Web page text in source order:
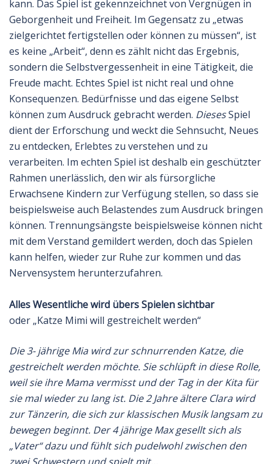
kann. Das Spiel ist gekennzeichnet von Vergnügen in
Geborgenheit und Freiheit. Im Gegensatz zu „etwas
zielgerichtet fertigstellen oder können zu müssen“, ist
es keine „Arbeit“, denn es zählt nicht das Ergebnis,
sondern die Selbstvergessenheit in eine Tätigkeit, die
Freude macht. Echtes Spiel ist nicht real und ohne
Konsequenzen. Bedürfnisse und das eigene Selbst
können zum Ausdruck gebracht werden. DiesesSpiel
dient der Erforschung und weckt die Sehnsucht, Neues
zu entdecken, Erlebtes zu verstehen und zu
verarbeiten. Im echten Spiel ist deshalb ein geschützter
Rahmen unerlässlich, den wir als fürsorgliche
Erwachsene Kindern zur Verfügung stellen, so dass sie
beispielsweise auch Belastendes zum Ausdruck bringen
können. Trennungsängste beispielsweise können nicht
mit dem Verstand gemildert werden, doch das Spielen
kann helfen, wieder zur Ruhe zur kommen und das
Nervensystem herunterzufahren.
Alles Wesentliche wird übers Spielen sichtbar
oder „Katze Mimi will gestreichelt werden“
Die 3- jährige Mia wird zur schnurrenden Katze, die
gestreichelt werden möchte. Sie schlüpft in diese Rolle,
weil sie ihre Mama vermisst und der Tag in der Kita für
sie mal wieder zu lang ist. Die 2 Jahre ältere Clara wird
zur Tänzerin, die sich zur klassischen Musik langsam zu
bewegen beginnt. Der 4 jährige Max gesellt sich als
„Vater“ dazu und fühlt sich pudelwohl zwischen den